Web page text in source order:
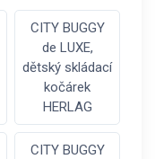
CITY BUGGY
de LUXE,
dětský skládací
kočárek
HERLAG
CITY BUGGY